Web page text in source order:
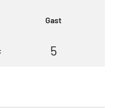
Gast
: 5